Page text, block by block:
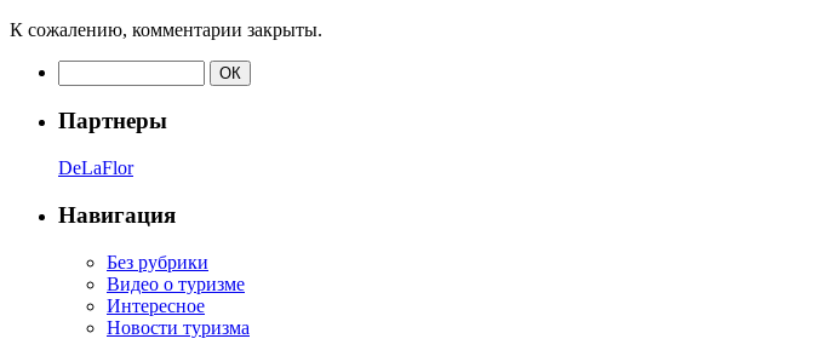
К сожалению, комментарии закрыты.
Партнеры
DeLaFlor
Навигация
Без рубрики
Видео о туризме
Интересное
Новости туризма